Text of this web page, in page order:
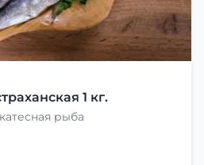
1 кг.
рыба